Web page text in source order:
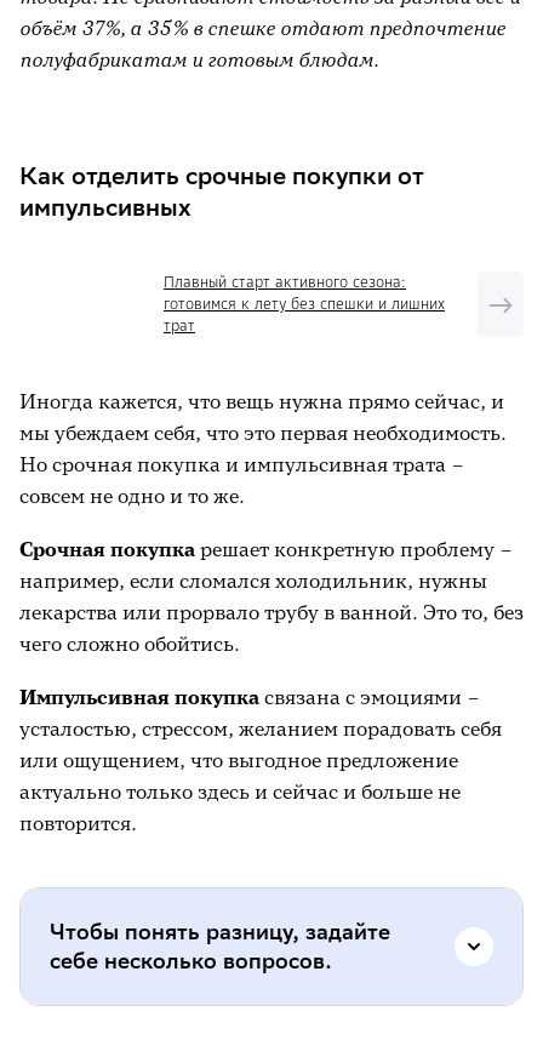
объём 37%, а 35% в спешке отдают предпочтение
полуфабрикатам и готовым блюдам.
Как отделить срочные покупки от
импульсивных
Плавный старт активного сезона:
готовимся к лету без спешки и лишних
трат
Иногда кажется, что вещь нужна прямо сейчас, и
мы убеждаем себя, что это первая необходимость.
Но срочная покупка и импульсивная трата –
совсем не одно и то же.
Срочная покупка решает конкретную проблему –
например, если сломался холодильник, нужны
лекарства или прорвало трубу в ванной. Это то, без
чего сложно обойтись.
Импульсивная покупка связана с эмоциями –
усталостью, стрессом, желанием порадовать себя
или ощущением, что выгодное предложение
актуально только здесь и сейчас и больше не
повторится.
Чтобы понять разницу, задайте
себе несколько вопросов.